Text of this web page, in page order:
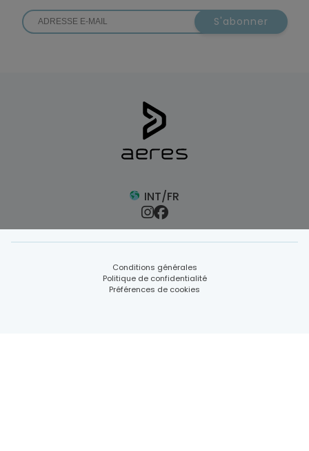
S'abonner
INT/FR
Conditions générales
Politique de confidentialité
Préférences de cookies